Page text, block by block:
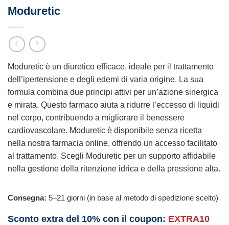
Moduretic
Moduretic è un diuretico efficace, ideale per il trattamento
dell’ipertensione e degli edemi di varia origine. La sua
formula combina due principi attivi per un’azione sinergica
e mirata. Questo farmaco aiuta a ridurre l’eccesso di liquidi
nel corpo, contribuendo a migliorare il benessere
cardiovascolare. Moduretic è disponibile senza ricetta
nella nostra farmacia online, offrendo un accesso facilitato
al trattamento. Scegli Moduretic per un supporto affidabile
nella gestione della ritenzione idrica e della pressione alta.
Consegna: 5–21 giorni (in base al metodo di spedizione scelto)
Sconto extra del 10% con il coupon: EXTRA10